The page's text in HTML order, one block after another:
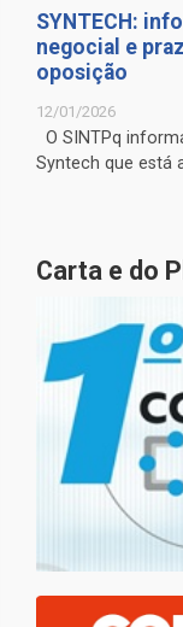
SYNTECH:
negocial e
oposição
12/01/2026
O SINTPq
Syntech que está
Carta e do